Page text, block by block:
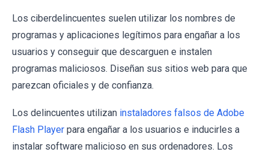
Los ciberdelincuentes suelen utilizar los nombres de
programas y aplicaciones legítimos para engañar a los
usuarios y conseguir que descarguen e instalen
programas maliciosos. Diseñan sus sitios web para que
parezcan oficiales y de confianza.
Los delincuentes utilizan instaladores falsos de Adobe
Flash Player para engañar a los usuarios e inducirles a
instalar software malicioso en sus ordenadores. Los